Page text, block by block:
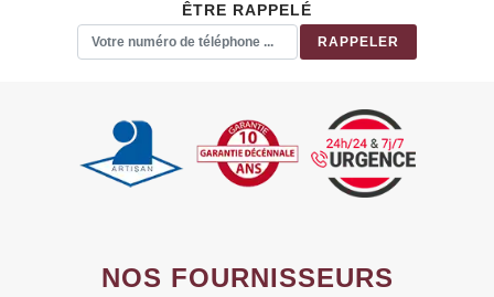
ÊTRE RAPPELÉ
NOS FOURNISSEURS